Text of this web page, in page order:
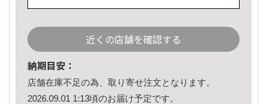
近くの店舗を確認する
納期目安：
店舗在庫不足の為、取り寄せ注文となります。
2026.09.01 1:13頃のお届け予定です。